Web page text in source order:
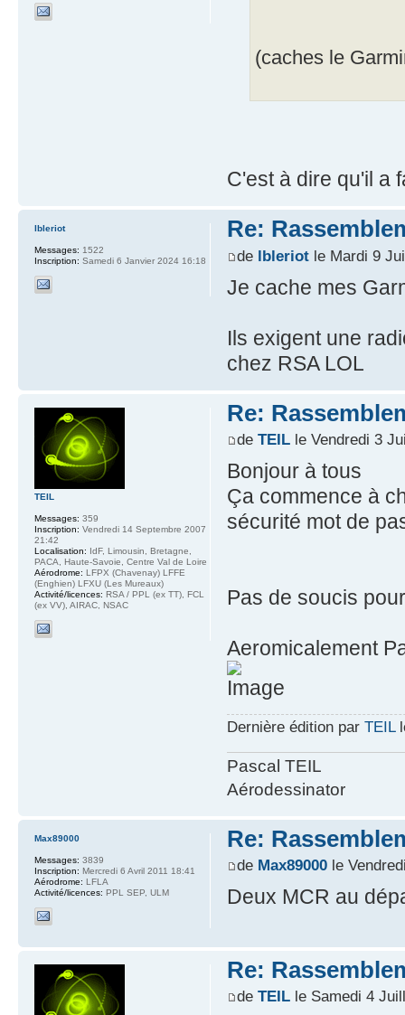
(caches le
C'est à dire qu'il a
Re:
de lbleriotle Mardi 9
Je cache mes
Ils exigent une
chez RSA LOL
lbleriot
Messages: 1522
Inscription: Samedi 6 Janvier 2024 16:18
Re:
de TEILle Vendredi 3
Bonjour à tous
Ça commence à
sécurité mot de
Pas de soucis
Aeromicalement
Dernière édition par TEIL
Pascal TEIL
Aérodessinator
TEIL
Messages: 359
Inscription: Vendredi 14 Septembre 2007
21:42
Localisation: IdF, Limousin, Bretagne,
PACA, Haute-Savoie, Centre Val de Loire
Aérodrome: LFPX (Chavenay) LFFE
(Enghien) LFXU (Les Mureaux)
Activité/licences: RSA / PPL (ex TT), FCL
(ex VV), AIRAC, NSAC
Re:
de Max89000le
Deux MCR au
Max89000
Messages: 3839
Inscription: Mercredi 6 Avril 2011 18:41
Aérodrome: LFLA
Activité/licences: PPL SEP, ULM
Re:
de TEILle Samedi 4